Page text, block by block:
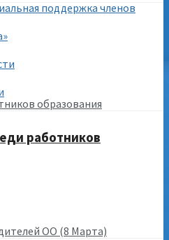
поддержка членов
работников